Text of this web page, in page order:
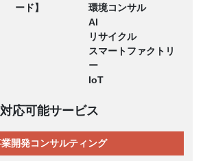
ード】
環境コンサル
AI
リサイクル
スマートファクトリ
ー
IoT
対応可能サービス
開発コンサルティング